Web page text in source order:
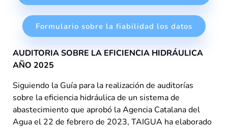
Formulario sobre la fiabilidad los datos
AUDITORIA SOBRE LA EFICIENCIA HIDRÁULICA
AÑO 2025
Siguiendo la Guía para la realización de auditorías
sobre la eficiencia hidráulica de un sistema de
abastecimiento que aprobó la Agencia Catalana del
Agua el 22 de febrero de 2023, TAIGUA ha elaborado